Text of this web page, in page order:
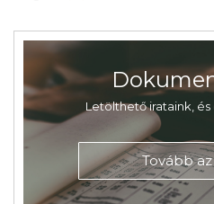
Letölthető irataink,
Tovább